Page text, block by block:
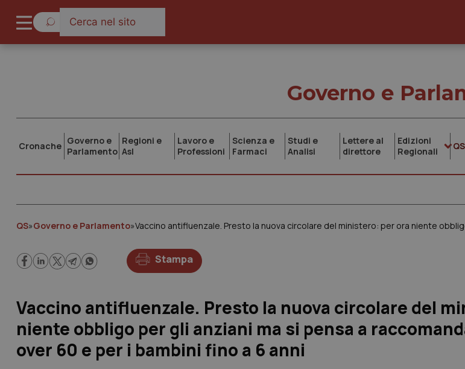
Governo e
Cronache Governo e
Parlamento
Regioni e
Asl
Lavoro e
Professioni
Scienza e
Farmaci
Studi e
Analisi
Lettere al
direttore
Edizioni
Regionali
QS»Governo e Parlamento»
Stampa
Vaccino antifluenzale. Presto la nuova circolare del
niente obbligo per gli anziani ma si pensa a
over 60 e per i bambini fino a 6 anni